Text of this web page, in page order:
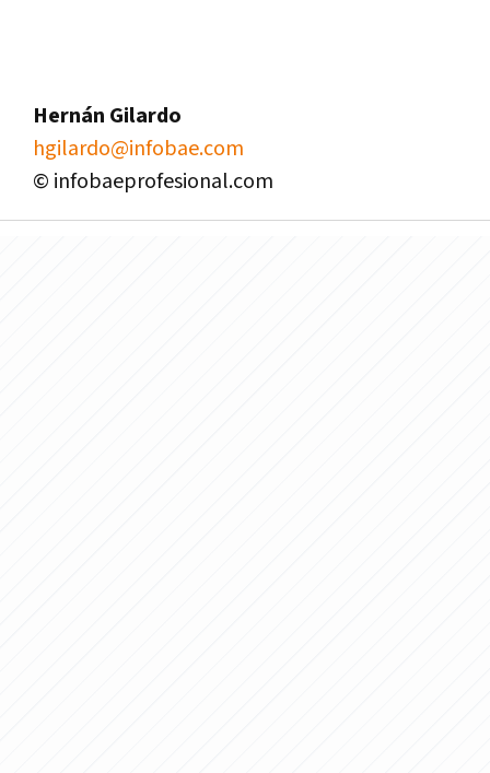
Hernán Gilardo
hgilardo@infobae.com
© infobaeprofesional.com